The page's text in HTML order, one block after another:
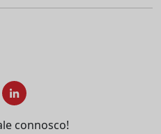
connosco!